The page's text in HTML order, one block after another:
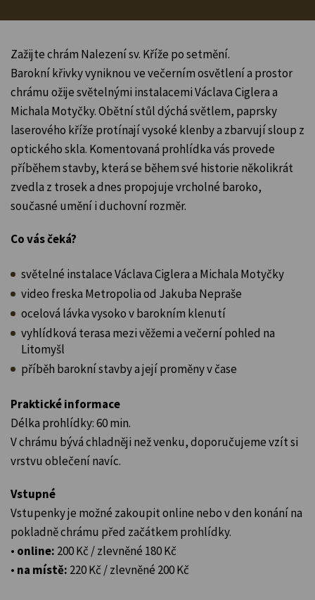
Zažijte chrám Nalezení sv. Kříže po setmění.
Barokní křivky vyniknou ve večerním osvětlení a prostor
chrámu ožije světelnými instalacemi Václava Ciglera a
Michala Motyčky. Obětní stůl dýchá světlem, paprsky
laserového kříže protínají vysoké klenby a zbarvují sloup z
optického skla. Komentovaná prohlídka vás provede
příběhem stavby, která se během své historie několikrát
zvedla z trosek a dnes propojuje vrcholné baroko,
současné umění i duchovní rozměr.
Co vás čeká?
světelné instalace Václava Ciglera a Michala Motyčky
video freska Metropolia od Jakuba Nepraše
ocelová lávka vysoko v barokním klenutí
vyhlídková terasa mezi věžemi a večerní pohled na
Litomyšl
příběh barokní stavby a její proměny v čase
Praktické informace
Délka prohlídky: 60 min.
V chrámu bývá chladněji než venku, doporučujeme vzít si
vrstvu oblečení navíc.
Vstupné
Vstupenky je možné zakoupit online nebo v den konání na
pokladně chrámu před začátkem prohlídky.
• online: 200 Kč / zlevněné 180 Kč
• na místě: 220 Kč / zlevněné 200 Kč